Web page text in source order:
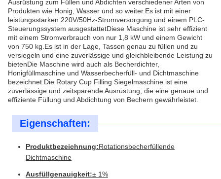
Ausrüstung zum Füllen und Abdichten verschiedener Arten von
Produkten wie Honig, Wasser und so weiter.Es ist mit einer
leistungsstarken 220V/50Hz-Stromversorgung und einem PLC-
Steuerungssystem ausgestattetDiese Maschine ist sehr effizient
mit einem Stromverbrauch von nur 1,8 kW und einem Gewicht
von 750 kg.Es ist in der Lage, Tassen genau zu füllen und zu
versiegeln und eine zuverlässige und gleichbleibende Leistung zu
bietenDie Maschine wird auch als Becherdichter,
Honigfüllmaschine und Wasserbecherfüll- und Dichtmaschine
bezeichnet.Die Rotary Cup Filling Siegelmaschine ist eine
zuverlässige und zeitsparende Ausrüstung, die eine genaue und
effiziente Füllung und Abdichtung von Bechern gewährleistet.
Eigenschaften:
Produktbezeichnung:Rotationsbecherfüllende
Dichtmaschine
Ausfüllgenauigkeit:± 1%